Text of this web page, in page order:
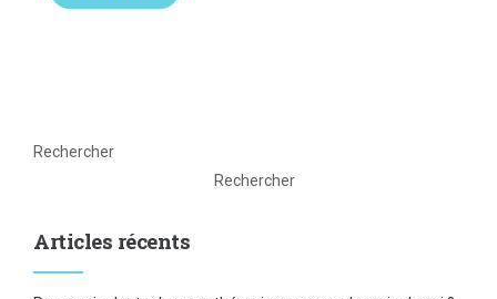
Rechercher
Rechercher
Articles récents